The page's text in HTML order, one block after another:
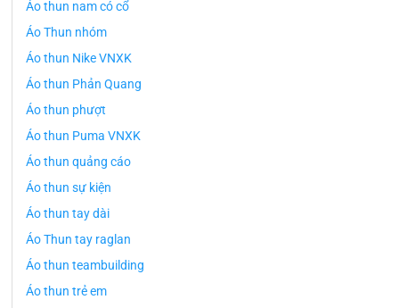
Áo thun nam có cổ
Áo Thun nhóm
Áo thun Nike VNXK
Áo thun Phản Quang
Áo thun phượt
Áo thun Puma VNXK
Áo thun quảng cáo
Áo thun sự kiện
Áo thun tay dài
Áo Thun tay raglan
Áo thun teambuilding
Áo thun trẻ em